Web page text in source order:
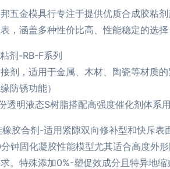
五金模具行专注于提供优质合成胶粘
，涵盖多种性价比高、性能稳定的选择
剂-RB-F系列
剂，适用于金属、木材、陶瓷等材质
防锈功能）
透明液态S树脂搭配高强度催化剂体系
胶合剂-适用紧隙双向修补型和快斥表
钟固化凝胶性能模型尤其适合高度外
。特殊添加0%-塑促效成分且特异地缩